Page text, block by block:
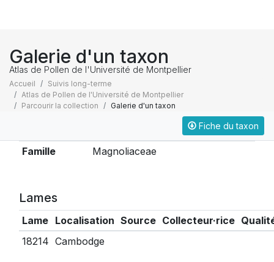
Galerie d'un taxon
Atlas de Pollen de l'Université de Montpellier
Accueil
Suivis long-terme
Atlas de Pollen de l'Université de Montpellier
Parcourir la collection
Galerie d'un taxon
Fiche du taxon
Famille Magnoliaceae
Lames
Lame Localisation Source Collecteur·rice
18214 Cambodge